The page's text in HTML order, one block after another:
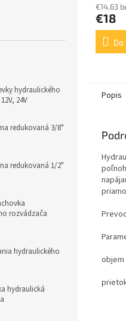
hydraulického
24V
redukovaná 3/8"
redukovaná 1/2"
rozvádzača
hydraulického
hydraulická
€14,63
€18
Do
Popis
objem